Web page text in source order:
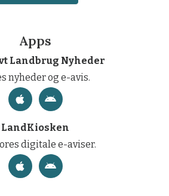
Apps
Landbrug Nyheder
nyheder og e-avis.
LandKiosken
digitale e-aviser.